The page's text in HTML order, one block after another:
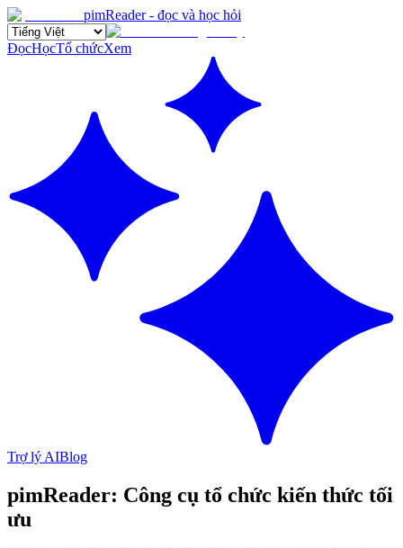
pimReader - đọc và học hỏi
ĐọcHọcTổ chứcXem
Trợ lý AIBlog
pimReader: Công cụ tổ chức kiến thức tối
ưu